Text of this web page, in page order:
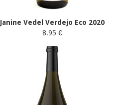
Janine Vedel Verdejo Eco 2020
8.95 €